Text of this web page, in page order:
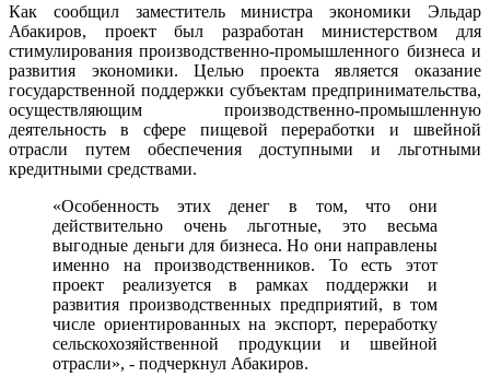
Как сообщил заместитель министра экономики Эльдар
Абакиров, проект был разработан министерством для
стимулирования производственно-промышленного бизнеса и
развития экономики. Целью проекта является оказание
государственной поддержки субъектам предпринимательства,
осуществляющим производственно-промышленную
деятельность в сфере пищевой переработки и швейной
отрасли путем обеспечения доступными и льготными
кредитными средствами.
«Особенность этих денег в том, что они
действительно очень льготные, это весьма
выгодные деньги для бизнеса. Но они направлены
именно на производственников. То есть этот
проект реализуется в рамках поддержки и
развития производственных предприятий, в том
числе ориентированных на экспорт, переработку
сельскохозяйственной продукции и швейной
отрасли», - подчеркнул Абакиров.